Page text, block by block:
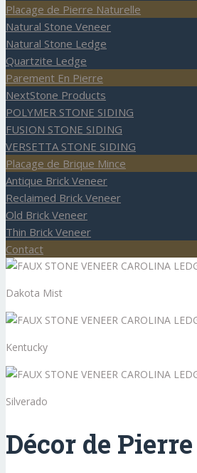
Placage de Pierre Naturelle
Natural Stone Veneer
Natural Stone Ledge
Quartzite Ledge
Parement En Pierre
NextStone Products
POLYMER STONE SIDING
FUSION STONE SIDING
VERSETTA STONE SIDING
Placage de Brique Mince
Antique Brick Veneer
Reclaimed Brick Veneer
Old Brick Veneer
Thin Brick Veneer
Contact
Dakota Mist
Kentucky
Silverado
Décor de